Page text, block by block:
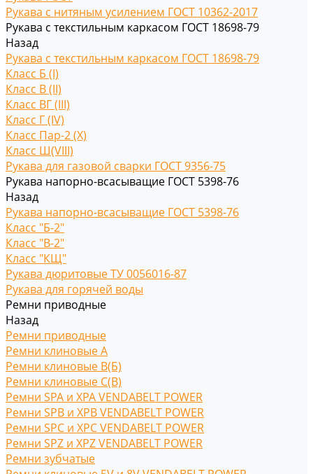
Рукава с нитяным усилением ГОСТ 10362-2017
Рукава с текстильным каркасом ГОСТ 18698-79
Назад
Рукава с текстильным каркасом ГОСТ 18698-79
Класс Б (I)
Класс В (II)
Класс ВГ (III)
Класс Г (IV)
Класс Пар-2 (X)
Класс Ш(VIII)
Рукава для газовой сварки ГОСТ 9356-75
Рукава напорно-всасыващие ГОСТ 5398-76
Назад
Рукава напорно-всасыващие ГОСТ 5398-76
Класс "Б-2"
Класс "В-2"
Класс "КЩ"
Рукава дюритовые ТУ 0056016-87
Рукава для горячей воды
Ремни приводные
Назад
Ремни приводные
Ремни клиновые A
Ремни клиновые В(Б)
Ремни клиновые С(B)
Ремни SPA и XPA VENDABELT POWER
Ремни SPB и XPB VENDABELT POWER
Ремни SPC и XPC VENDABELT POWER
Ремни SPZ и XPZ VENDABELT POWER
Ремни зубчатые